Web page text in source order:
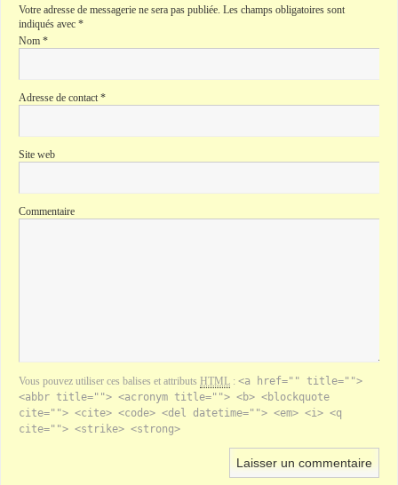
Votre adresse de messagerie ne sera pas publiée. Les champs obligatoires sont
indiqués avec *
Nom *
Adresse de contact *
Site web
Commentaire
Vous pouvez utiliser ces balises et attributs HTML : <a href="" title="">
<abbr title=""> <acronym title=""> <b> <blockquote
cite=""> <cite> <code> <del datetime=""> <em> <i> <q
cite=""> <strike> <strong>